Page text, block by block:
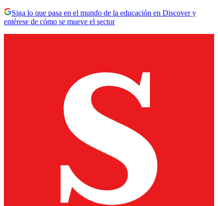
Siga lo que pasa en el mundo de la educación en Discover y
entérese de cómo se mueve el sector